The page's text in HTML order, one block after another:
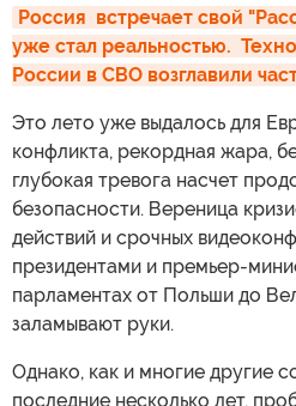
Россия  встречает свой
уже стал реальностью.
России в СВО возглавили
Это лето уже выдалось для
конфликта, рекордная жара,
глубокая тревога насчет
безопасности. Вереница
действий и срочных
президентами и премьер-
парламентах от Польши до
заламывают руки.
Однако, как и многие другие
последние несколько лет,